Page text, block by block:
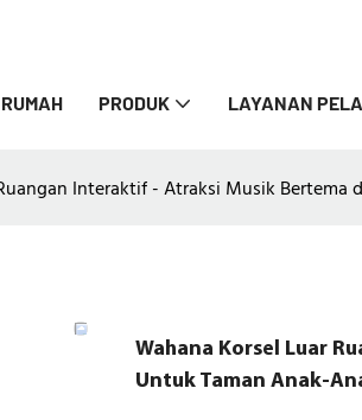
RUMAH PRODUK LAYANAN
Interaktif - Atraksi Musik Bertema
Wahana Korsel Luar
Untuk Taman Anak-